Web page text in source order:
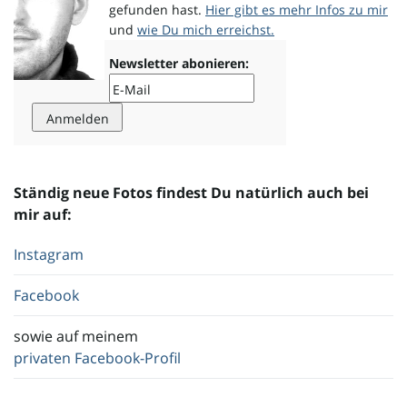
gefunden hast. Hier gibt es mehr Infos zu mir
und wie Du mich erreichst.
Newsletter abonieren:
Ständig neue Fotos findest Du natürlich auch bei
mir auf:
Instagram
Facebook
sowie auf meinem
privaten Facebook-Profil